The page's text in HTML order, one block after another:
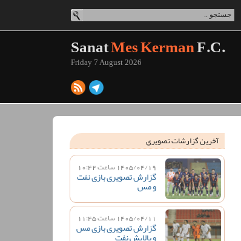
SanatMes KermanF.C.
Friday 7 August 2026
آخرین گزارشات تصویری
1405/04/19 ساعت 10:42
گزارش تصویری بازی نفت
و مس
1405/04/11 ساعت 11:45
گزارش تصویری بازی مس
و پالایش نفت